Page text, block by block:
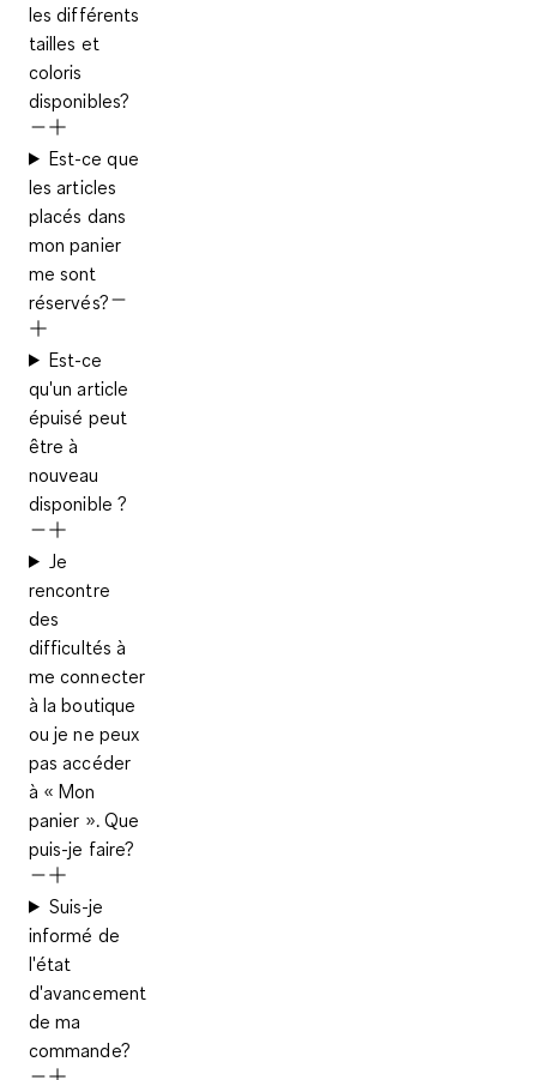
les différents
tailles et
coloris
disponibles?
Est-ce que
les articles
placés dans
mon panier
me sont
réservés?
Est-ce
qu'un article
épuisé peut
être à
nouveau
disponible ?
Je
rencontre
des
difficultés à
me connecter
à la boutique
ou je ne peux
pas accéder
à « Mon
panier ». Que
puis-je faire?
Suis-je
informé de
l'état
d'avancement
de ma
commande?